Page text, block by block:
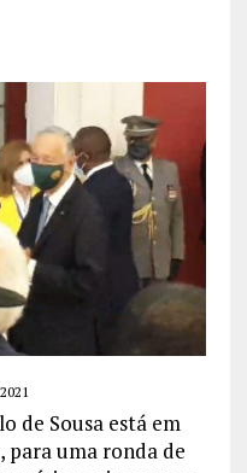
de Sousa está em
para uma ronda de